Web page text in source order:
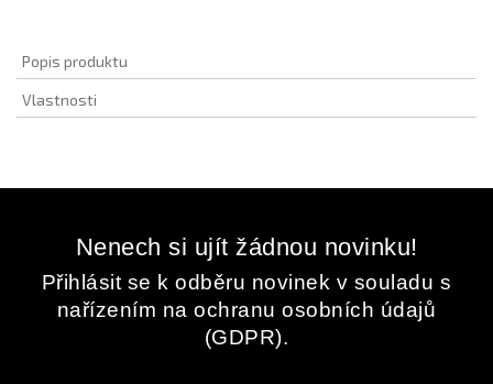
Popis produktu
Vlastnosti
Nenech si ujít žádnou novinku!
Přihlásit se k odběru novinek v souladu s
nařízením na ochranu osobních údajů
(GDPR).